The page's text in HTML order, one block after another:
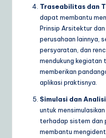
Traseabilitas dan
dapat membantu
Prinsip Arsitektur
perusahaan lainnya,
persyaratan, dan
mendukung kegiatan
memberikan
aplikasi praktisnya.
Simulasi dan
untuk
terhadap sistem dan
membantu